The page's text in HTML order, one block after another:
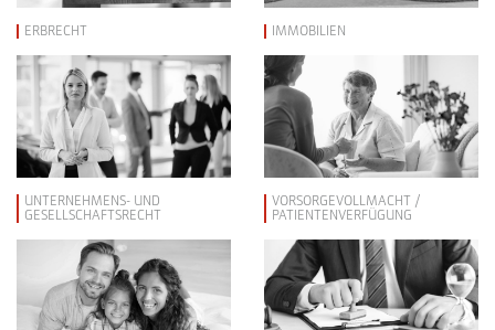
ERBRECHT IMMOBILIEN
UNTERNEHMENS- UND
GESELLSCHAFTSRECHT
VORSORGEVOLLMACHT /
PATIENTENVERFÜGUNG